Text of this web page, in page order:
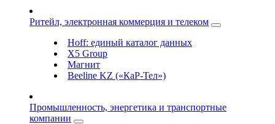
Ритейл, электронная коммерция и телеком
Hoff: единый каталог данных
X5 Group
Магнит
Beeline KZ («КаР-Тел»)
Промышленность, энергетика и транспортные
компании